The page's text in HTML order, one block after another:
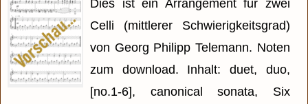
Dies ist ein Arrangement für zwei
Celli (mittlerer Schwierigkeitsgrad)
von Georg Philipp Telemann. Noten
zum download. Inhalt: duet, duo,
[no.1-6], canonical sonata, Six